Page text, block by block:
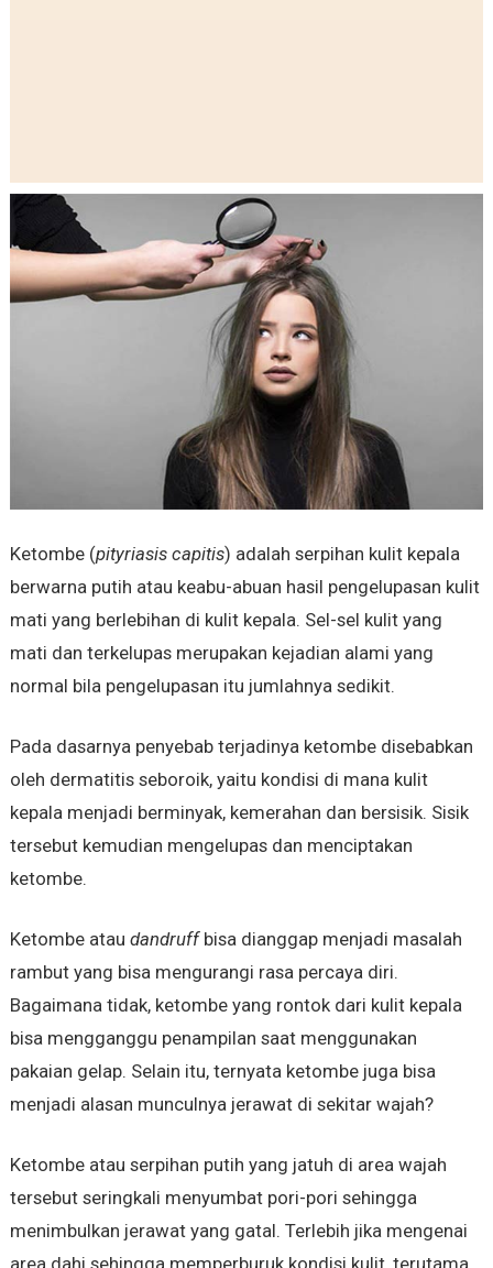
Ketombe (pityriasis capitis) adalah serpihan kulit kepala
berwarna putih atau keabu-abuan hasil pengelupasan kulit
mati yang berlebihan di kulit kepala. Sel-sel kulit yang
mati dan terkelupas merupakan kejadian alami yang
normal bila pengelupasan itu jumlahnya sedikit.
Pada dasarnya penyebab terjadinya ketombe disebabkan
oleh dermatitis seboroik, yaitu kondisi di mana kulit
kepala menjadi berminyak, kemerahan dan bersisik. Sisik
tersebut kemudian mengelupas dan menciptakan
ketombe.
Ketombe atau dandruff bisa dianggap menjadi masalah
rambut yang bisa mengurangi rasa percaya diri.
Bagaimana tidak, ketombe yang rontok dari kulit kepala
bisa mengganggu penampilan saat menggunakan
pakaian gelap. Selain itu, ternyata ketombe juga bisa
menjadi alasan munculnya jerawat di sekitar wajah?
Ketombe atau serpihan putih yang jatuh di area wajah
tersebut seringkali menyumbat pori-pori sehingga
menimbulkan jerawat yang gatal. Terlebih jika mengenai
area dahi sehingga memperburuk kondisi kulit, terutama